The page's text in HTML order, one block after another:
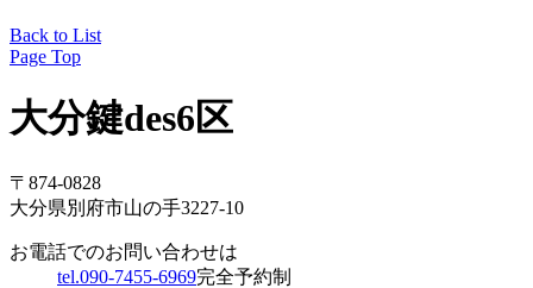
Back to List
Page Top
大分鍵des6区
〒874-0828
大分県別府市山の手3227-10
お電話でのお問い合わせは
tel.090-7455-6969完全予約制